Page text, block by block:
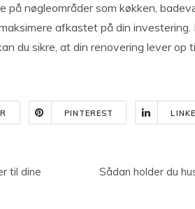
på nøgleområder som køkken,
afkastet på din
du sikre, at din renovering lever op
PINTEREST
til dine
Sådan holder du